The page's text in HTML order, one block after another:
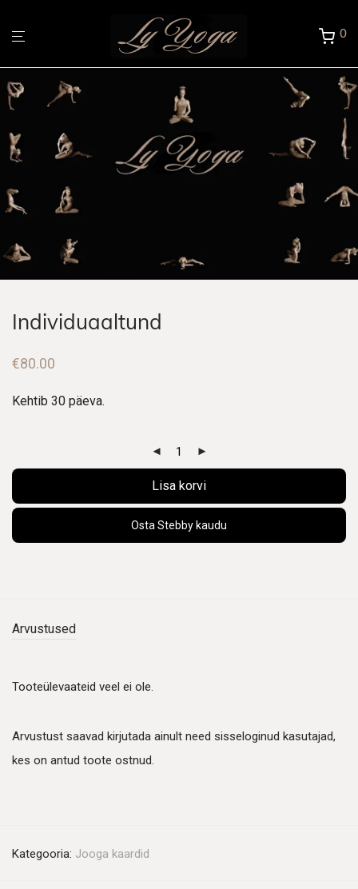
0
Individuaaltund
€80.00
Kehtib 30 päeva.
Lisa korvi
Osta Stebby kaudu
Arvustused
Tooteülevaateid veel ei ole.
Arvustust saavad kirjutada ainult need sisseloginud kasutajad,
kes on antud toote ostnud.
Kategooria: Jooga kaardid